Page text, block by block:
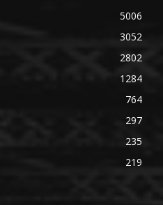
5006
3052
2802
1284
764
297
235
219